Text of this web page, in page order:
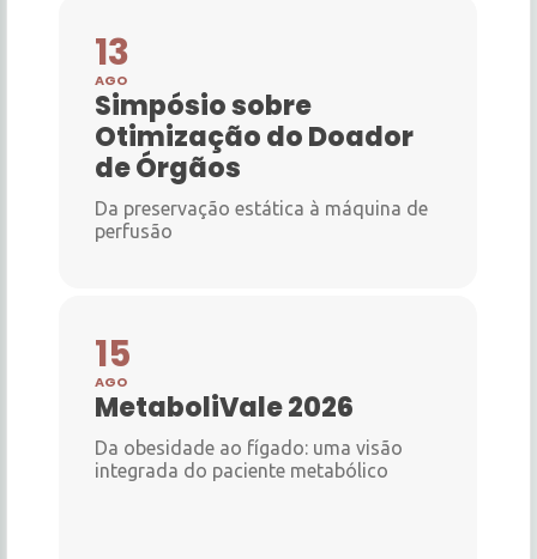
13
AGO
Simpósio sobre
Otimização do Doador
de Órgãos
Da preservação estática à máquina de
perfusão
15
AGO
MetaboliVale 2026
Da obesidade ao fígado: uma visão
integrada do paciente metabólico